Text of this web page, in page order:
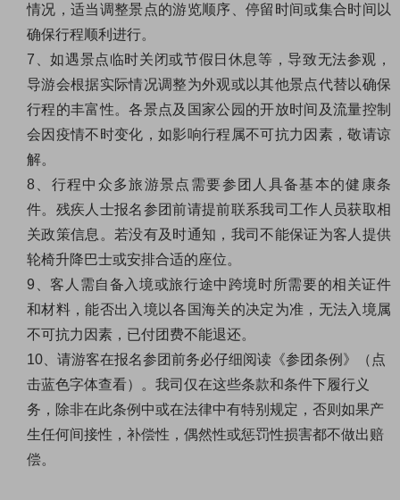
情况，适当调整景点的游览顺序、停留时间或集合时间以
确保行程顺利进行。
7 、如遇景点临时关闭或节假日休息等，导致无法参观，
导游会根据实际情况调整为外观或以其他景点代替以确保
行程的丰富性。各景点及国家公园的开放时间及流量控制
会因疫情不时变化，如影响行程属不可抗力因素，敬请谅
解。
8 、行程中众多旅游景点需要参团人具备基本的健康条
件。残疾人士报名参团前请提前联系我司工作人员获取相
关政策信息。若没有及时通知，我司不能保证为客人提供
轮椅升降巴士或安排合适的座位。
9 、客人需自备入境或旅行途中跨境时所需要的相关证件
和材料，能否出入境以各国海关的决定为准，无法入境属
不可抗力因素，已付团费不能退还。
10 、请游客在报名参团前务必仔细阅读《参团条例 》（点
击蓝色字体查看）。我司仅在这些条款和条件下履行义
务，除非在此条例中或在法律中有特别规定，否则如果产
生任何间接性，补偿性，偶然性或惩罚性损害都不做出赔
偿。